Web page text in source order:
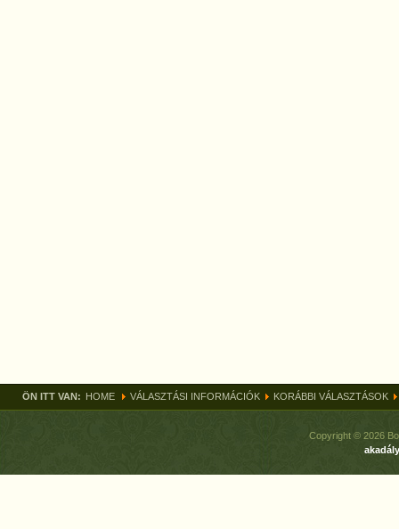
ÖN ITT VAN: HOME VÁLASZTÁSI INFORMÁCIÓK KORÁBBI VÁLASZTÁSOK
Copyright © 2026